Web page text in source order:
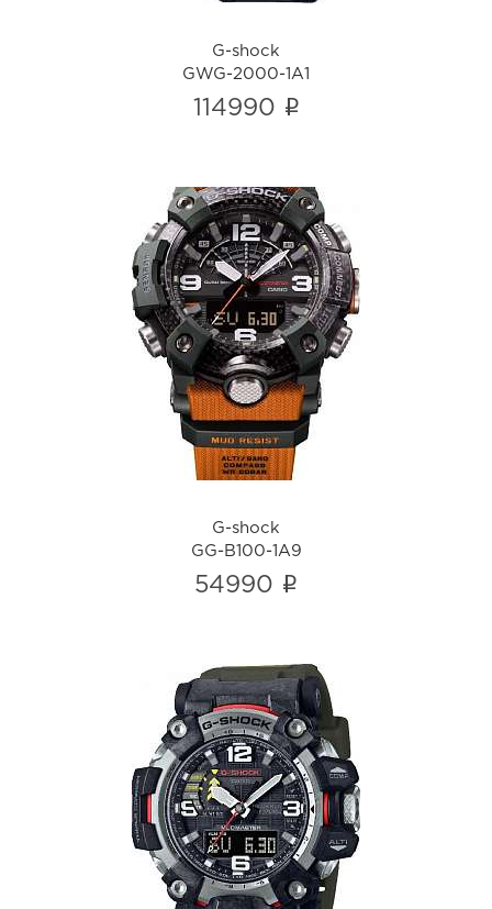
G-shock
GWG-2000-1A1
114990 i
G-shock
GG-B100-1A9
i
G-shock
GG-B100-1A9
54990 i
G-shock
GWG-2000-1A3
i